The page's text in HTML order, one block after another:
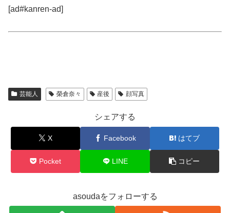
[ad#kanren-ad]
芸能人 榮倉奈々 産後 顔写真
シェアする
X Facebook はてブ
Pocket LINE コピー
asoudaをフォローする